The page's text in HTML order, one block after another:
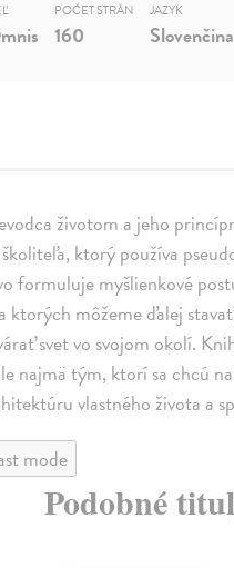
životom a jeho
ktorý používa
formuluje myšlienkové
ktorých môžeme ďalej
svet vo svojom okolí.
najmä tým, ktorí sa chcú
vlastného života a
POČET STRÁN
160
JAZYK
Slovenčina
mode
Podobné